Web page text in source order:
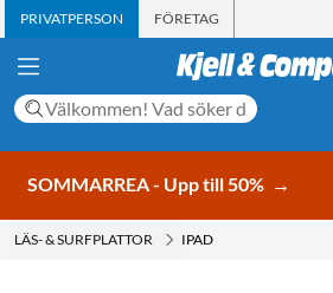
PRIVATPERSON FÖRETAG
SOMMARREA - Upp till 50% →
LÄS- & SURFPLATTOR IPAD